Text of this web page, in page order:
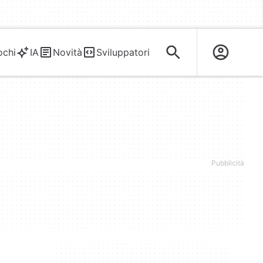
IA Novità Sviluppatori